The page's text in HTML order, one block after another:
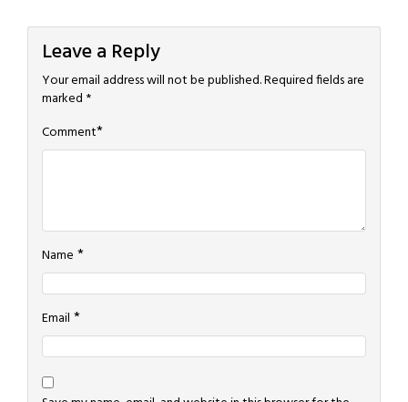
Leave a Reply
Your email address will not be published.Required fields are
marked *
Comment*
Name *
Email *